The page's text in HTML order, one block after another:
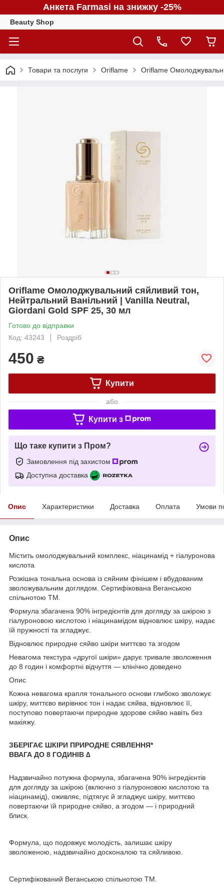
Анкета Farmasi на знижку -25%
Beauty Shop
Товари та послуги Oriflame Oriflame
Oriflame Омолоджувальний сяйливий тон,
Нейтральний Ванільний | Vanilla Neutral,
Giordani Gold SPF 25, 30 мл
Готово до відправки
Код: 43243
Роздріб
450 ₴
Купити
або
Купити з
Що таке купити з Пром?
Замовлення під захистом
Доступна доставка
Опис Характеристики Доставка Оплата Умови
Опис
Містить омолоджувальний комплекс, ніацинамід + гіалуронова
кислота
Розкішна тональна основа із сяйним фінішем і вбудованим
зволожувальним доглядом. Сертифікована Веганською
спільнотою TM.
Формула збагачена 90% інгредієнтів для догляду за шкірою з
гіалуроновою кислотою і ніацинамідом відновлює шкіру, надає
їй пружності та згладжує.
Відновлює природне сяйво шкіри миттєво та згодом
Невагома текстура «другої шкіри» дарує тривале зволоження
до 8 годин і комфортні відчуття — клінічно доведено
Опис
Кожна невагома крапля тонального основи глибоко зволожує
шкіру, миттєво вирівнює тон і надає сяйва, відновлює її,
поступово повертаючи природне здорове сяйво навіть без
макіяжу.
ЗБЕРІГАЄ ШКІРИ ПРИРОДНЕ СЯВЛЕННЯ*
ВВАГА ДО 8 ГОДИНІВ ∆
Надзвичайно потужна формула, збагачена 90% інгредієнтів
для догляду за шкірою (включно з гіалуроновою кислотою та
ніацинамід), оживляє, підтягує й згладжує шкіру, миттєво
повертаючи їй природне сяйво, а згодом — і природний
блиск.
Формула, що подовжує молодість, залишає шкіру
зволоженою, надзвичайно досконалою та сяйливою.
Сертифікований Веганською спільнотою TM.